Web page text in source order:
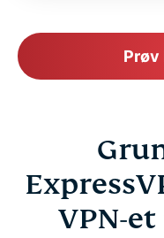
Prøv
VPN-